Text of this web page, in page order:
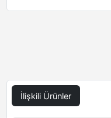
İlişkili Ürünler